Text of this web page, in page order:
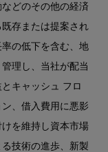
どのその他の経済
存または提案され
の低下を含む、地
理し、当社が配当
キャッシュ フロ
、借入費用に悪影
を維持し資本市場
技術の進歩、新製